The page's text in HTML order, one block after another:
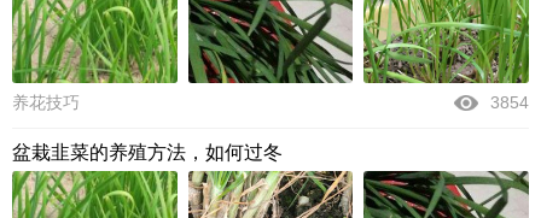
养花技巧 3854
盆栽韭菜的养殖方法，如何过冬